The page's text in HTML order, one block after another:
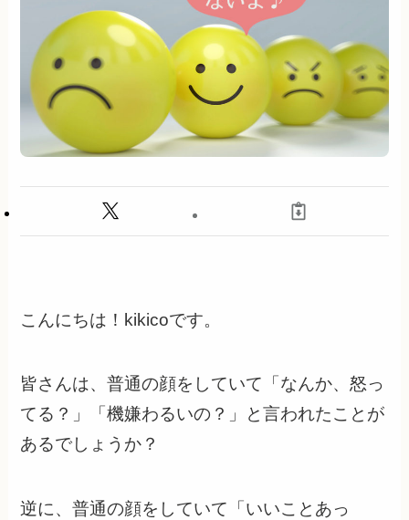
こんにちは！kikicoです。
皆さんは、普通の顔をしていて「なんか、怒っ
てる？」「機嫌わるいの？」と言われたことが
あるでしょうか？
逆に、普通の顔をしていて「いいことあっ